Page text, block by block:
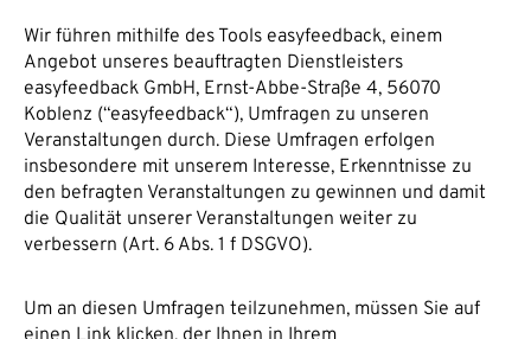
Wir führen mithilfe des Tools easyfeedback, einem
Angebot unseres beauftragten Dienstleisters
easyfeedback GmbH, Ernst-Abbe-Straße 4, 56070
Koblenz (“easyfeedback“), Umfragen zu unseren
Veranstaltungen durch. Diese Umfragen erfolgen
insbesondere mit unserem Interesse, Erkenntnisse zu
den befragten Veranstaltungen zu gewinnen und damit
die Qualität unserer Veranstaltungen weiter zu
verbessern (Art. 6 Abs. 1 f DSGVO).
Um an diesen Umfragen teilzunehmen, müssen Sie auf